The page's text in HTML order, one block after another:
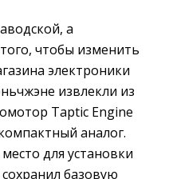
а
чтобы изменить
электроники
извлекли из
Taptic Engine
аналог.
для установки
базовую